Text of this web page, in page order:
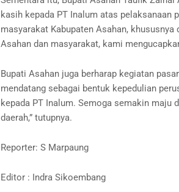
kasih kepada PT Inalum atas pelaksanaan
masyarakat Kabupaten Asahan,
Asahan dan masyarakat, kami
Bupati Asahan juga berharap kegiatan
mendatang sebagai bentuk kepedulian
kepada PT Inalum. Semoga semakin maju
daerah,” tutupnya.
Reporter: S Marpaung
Editor : Indra Sikoembang